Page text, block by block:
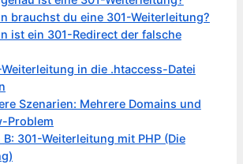
brauchst du eine 301-Weiterleitung?
ist ein 301-Redirect der falsche
in die .htaccess-Datei
Szenarien: Mehrere Domains und
Problem
B: 301-Weiterleitung mit PHP (Die